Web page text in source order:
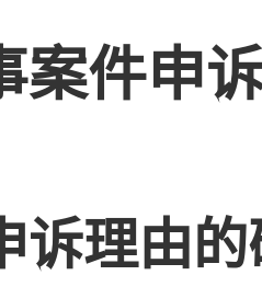
案件申
诉理由的